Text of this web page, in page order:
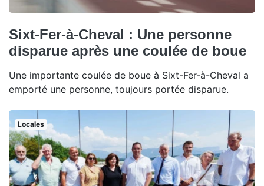
Sixt-Fer-à-Cheval : Une personne
disparue après une coulée de boue
Une importante coulée de boue à Sixt-Fer-à-Cheval a
emporté une personne, toujours portée disparue.
Locales